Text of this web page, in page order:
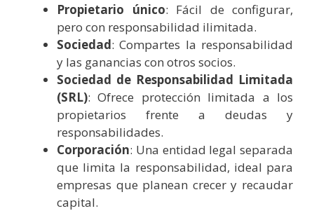
Propietario único: Fácil de configurar,
pero con responsabilidad ilimitada.
Sociedad: Compartes la responsabilidad
y las ganancias con otros socios.
Sociedad de Responsabilidad Limitada
(SRL): Ofrece protección limitada a los
propietarios frente a deudas y
responsabilidades.
Corporación: Una entidad legal separada
que limita la responsabilidad, ideal para
empresas que planean crecer y recaudar
capital.